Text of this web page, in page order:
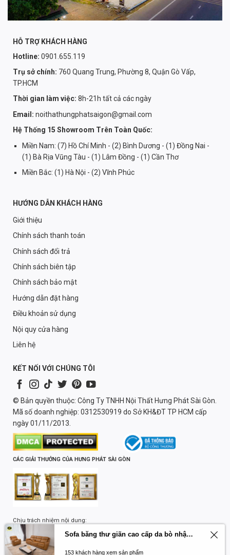
HỖ TRỢ KHÁCH HÀNG
Hotline: 0901.655.119
Trụ sở chính: 760 Quang Trung, Phường 8, Quận Gò Vấp,
TP.HCM
Thời gian làm việc: 8h-21h tất cả các ngày
Email: noithathungphatsaigon@gmail.com
Hệ Thống 15 Showroom Trên Toàn Quốc:
Miền Nam: (7) Hồ Chí Minh - (2) Bình Dương - (1) Đồng Nai -
(1) Bà Rịa Vũng Tàu - (1) Lâm Đồng - (1) Cần Thơ
Miền Bắc: (1) Hà Nội - (2) Vĩnh Phúc
HƯỚNG DẪN KHÁCH HÀNG
Giới thiệu
Chính sách thanh toán
Chính sách đổi trả
Chính sách biên tập
Chính sách bảo mật
Hướng dẫn đặt hàng
Điều khoản sử dụng
Nội quy cửa hàng
Liên hệ
KẾT NỐI VỚI CHÚNG TÔI
© Bản quyền thuộc: Công Ty TNHH Nội Thất Hưng Phát Sài Gòn.
Mã số doanh nghiệp: 0312530919 do Sở KH&ĐT TP HCM cấp
ngày 01/11/2013.
CÁC GIẢI THƯỞNG CỦA HƯNG PHÁT SÀI GÒN
Chịu trách nhiệm nội dung:
Lương Quốc Trường
Sofa băng thư giãn cao cấp da bò nhập khẩu Primo U70797HM
153 khách hàng xem sản phẩm